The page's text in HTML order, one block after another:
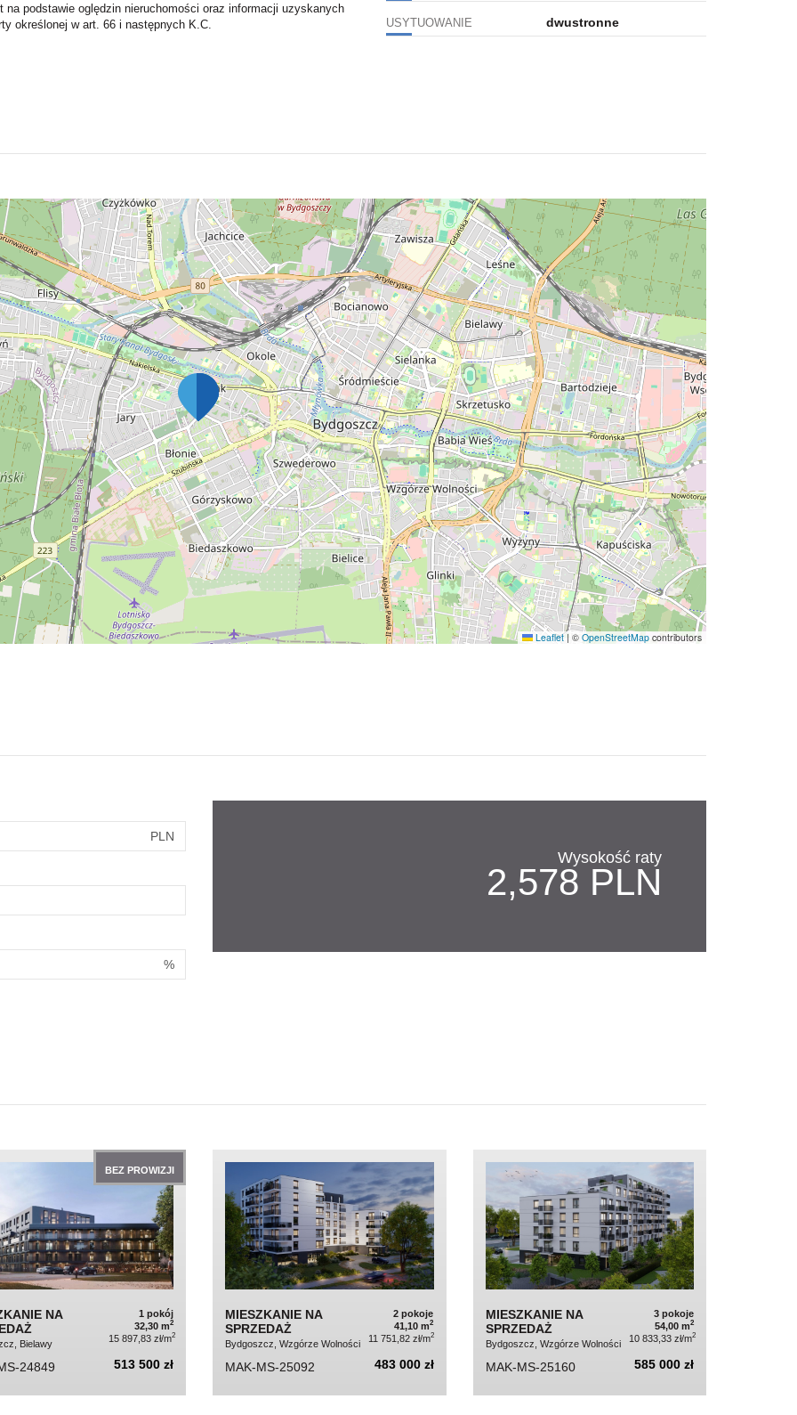
podstawie oględzin nieruchomości oraz informacji uzyskanych
określonej w art. 66 i następnych K.C.
USYTUOWANIE dwustronne
Leaflet | © OpenStreetMap contributors
PLN
%
Wysokość raty
2,578 PLN
BEZ PROWIZJI
NA
Bielawy
1 pokój
32,30 m2
15 897,83 zł/m2
24849 513 500 zł
MIESZKANIE NA
SPRZEDAŻ
Bydgoszcz, Wzgórze Wolności
2 pokoje
41,10 m2
11 751,82 zł/m2
MAK-MS-25092 483 000 zł
MIESZKANIE NA
SPRZEDAŻ
Bydgoszcz, Wzgórze Wolności
3 pokoje
54,00 m2
10 833,33 zł/m2
MAK-MS-25160 585 000 zł